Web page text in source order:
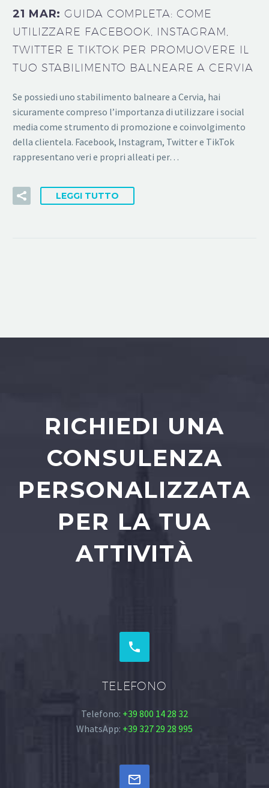
21 MAR:GUIDA COMPLETA: COME
UTILIZZARE FACEBOOK, INSTAGRAM,
TWITTER E TIKTOK PER PROMUOVERE IL
TUO STABILIMENTO BALNEARE A CERVIA
Se possiedi uno stabilimento balneare a Cervia, hai
sicuramente compreso l’importanza di utilizzare i social
media come strumento di promozione e coinvolgimento
della clientela. Facebook, Instagram, Twitter e TikTok
rappresentano veri e propri alleati per…
LEGGI TUTTO
RICHIEDI UNA
CONSULENZA
PERSONALIZZATA
PER LA TUA
ATTIVITÀ


TELEFONO
Telefono: +39 800 14 28 32
WhatsApp: +39 327 29 28 995

